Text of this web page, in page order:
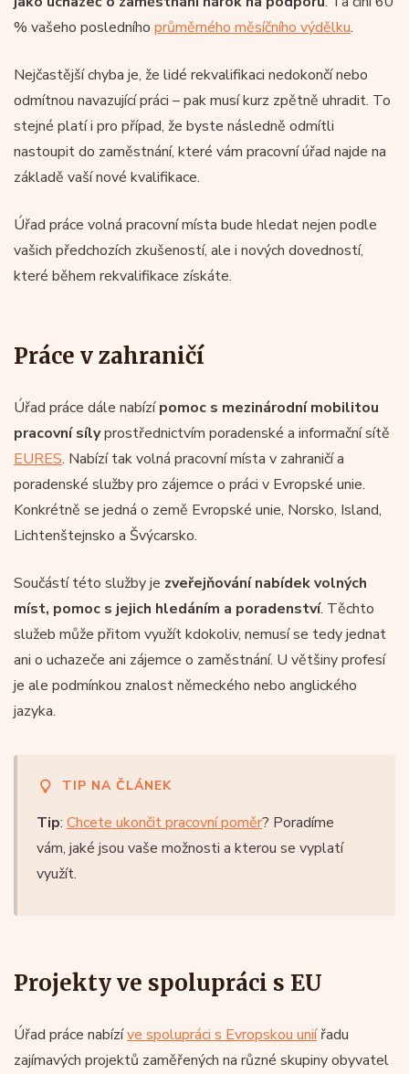
% vašeho posledního průměrného měsíčního výdělku.
Nejčastější chyba je, že lidé rekvalifikaci nedokončí nebo
odmítnou navazující práci – pak musí kurz zpětně uhradit. To
stejné platí i pro případ, že byste následně odmítli
nastoupit do zaměstnání, které vám pracovní úřad najde na
základě vaší nové kvalifikace.
Úřad práce volná pracovní místa bude hledat nejen podle
vašich předchozích zkušeností, ale i nových dovedností,
které během rekvalifikace získáte.
Práce v zahraničí
Úřad práce dále nabízípomoc s mezinárodní mobilitou
pracovní sílyprostřednictvím poradenské a informační sítě
EURES. Nabízí tak volná pracovní místa v zahraničí a
poradenské služby pro zájemce o práci v Evropské unie.
Konkrétně se jedná o země Evropské unie, Norsko, Island,
Lichtenštejnsko a Švýcarsko.
Součástí této služby je zveřejňování nabídek volných
míst, pomoc s jejich hledáním a poradenství. Těchto
služeb může přitom využít kdokoliv, nemusí se tedy jednat
ani o uchazeče ani zájemce o zaměstnání. U většiny profesí
je ale podmínkou znalost německého nebo anglického
jazyka.
TIP NA ČLÁNEK
Tip: Chcete ukončit pracovní poměr? Poradíme
vám, jaké jsou vaše možnosti a kterou se vyplatí
využít.
Projekty ve spolupráci s EU
Úřad práce nabízíve spolupráci s Evropskou uniířadu
zajímavých projektů zaměřených na různé skupiny obyvatel